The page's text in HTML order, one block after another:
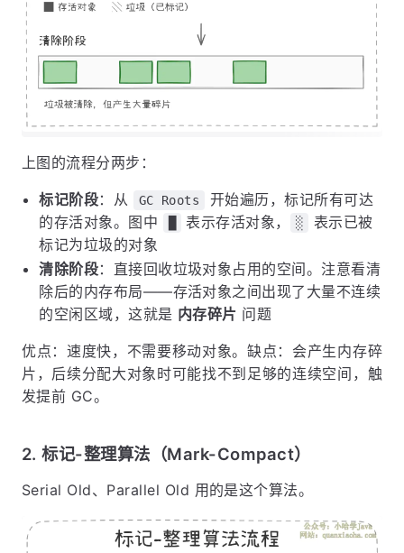
上图的流程分两步：
标记阶段：从 GC Roots
开始遍历，标记所有可达
的存活对象。图中
表示存活对象， ░
表示已被
标记为垃圾的对象
清除阶段：直接回收垃圾对象占用的空间。注意看清
除后的内存布局——存活对象之间出现了大量不连续
的空闲区域，这就是 内存碎片 问题
优点：速度快，不需要移动对象。缺点：会产生内存碎
片，后续分配大对象时可能找不到足够的连续空间，触
发提前 GC。
2. 标记-整理算法（Mark-Compact）
Serial Old、Parallel Old 用的是这个算法。